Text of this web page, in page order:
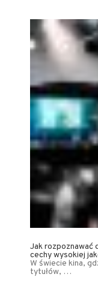
Jak rozpoznawać
cechy wysokiej
W świecie kina,
tytułów, …